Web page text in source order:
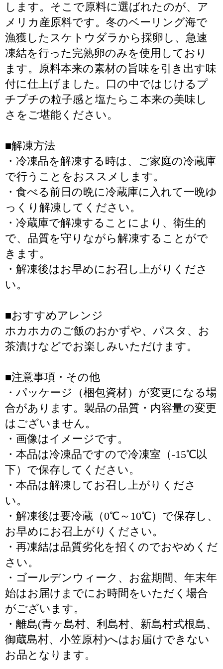
します。そこで原料に選ばれたのが、ア
メリカ産原料です。冬のベーリング海で
漁獲したスケトウダラから採卵し、急速
凍結を行った完熟卵のみを使用しており
ます。原料本来の素材の旨味を引き出す味
付に仕上げました。口の中ではじけるプ
チプチの粒子感と塩たらこ本来の美味し
さをご堪能ください。
■解凍方法
・冷凍品を解凍する時は、ご家庭の冷蔵庫
で行うことをおススメします。
・食べる前日の晩に冷蔵庫に入れて一晩ゆ
っくり解凍してください。
・冷蔵庫で解凍することにより、衛生的
で、品質を守りながら解凍することがで
きます。
・解凍後はお早めにお召し上がりくださ
い。
■おすすめアレンジ
ホカホカのご飯のおかずや、パスタ、お
茶漬けなどでお楽しみいただけます。
■注意事項・その他
・パッケージ（梱包資材）が変更になる場
合があります。製品の品質・内容量の変更
はございません。
・画像はイメージです。
・本品は冷凍品ですので冷凍室（-15℃以
下）で保存してください。
・本品は解凍してお召し上がりくださ
い。
・解凍後は要冷蔵（0℃～10℃）で保存し、
お早めにお召上がりください。
・再凍結は品質劣化を招くのでおやめくだ
さい。
・ゴールデンウィーク、お盆期間、年末年
始はお届けまでにお時間をいただく場合
がございます。
・離島(青ヶ島村、利島村、新島村式根島、
御蔵島村、小笠原村)へはお届けできない
お品となります。